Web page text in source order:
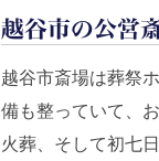
越谷市の公営
越谷市斎場は葬祭
備も整っていて、
火葬、そして初七